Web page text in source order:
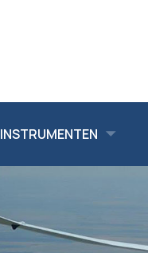
INSTRUMENTEN